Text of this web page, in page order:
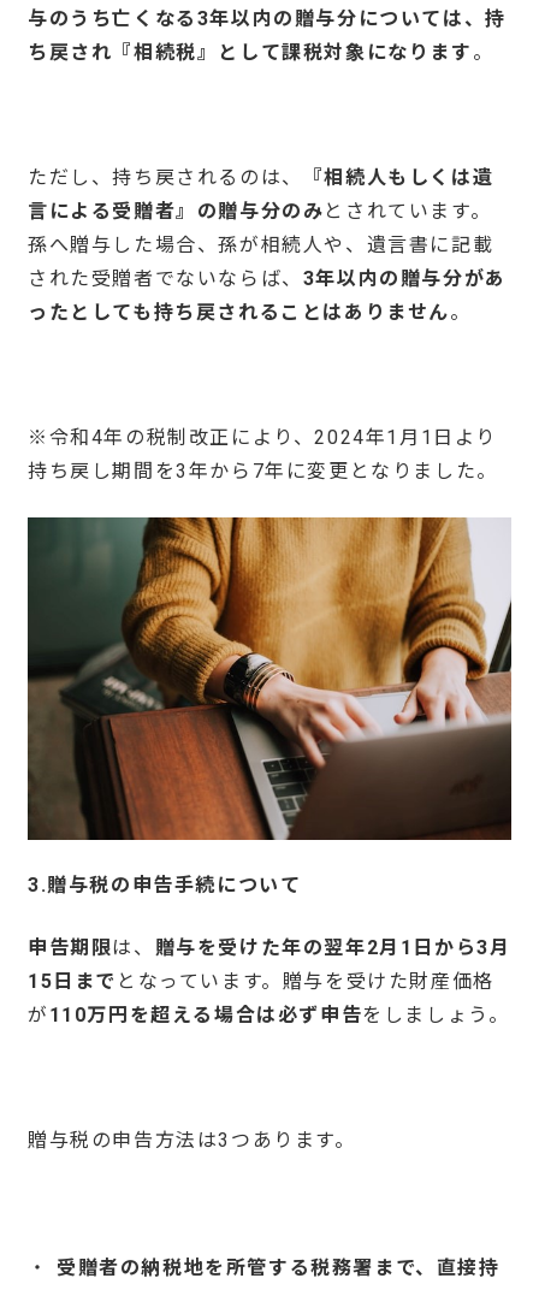
与のうち亡くなる 3年以内の贈与分 については、持
ち戻され『相続税』として課税対象になります 。
ただし、持ち戻されるのは、
『相続人もしくは遺
言による受贈者』の贈与分のみ とされています。
孫へ贈与した場合、孫が相続人や、遺言書に記載
された受贈者でないならば、 3年以内の贈与分があ
ったとしても持ち戻されることはありません。
※令和4年の税制改正により、2024年1月1日より
持ち戻し期間を3年から7年に変更となりました。
3.贈与税の申告手続について
申告期限は、 贈与を受けた年の翌年2月 1 日から3月
15 日まで となっています。贈与を受けた財産価格
が 110万円を超える場合は必ず申告をしましょう。
贈与税の申告方法は3つあります。
受贈者の納税地を所管する税務署まで、直接持